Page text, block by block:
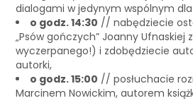
dialogami w jedynym wspólnym
o godz. 14:30 // nabędziecie
„Psów gończych” Joanny Ufnaskiej
wyczerpanego!) i zdobędziecie
autorki,
o godz. 15:00 // posłuchacie
Marcinem Nowickim, autorem